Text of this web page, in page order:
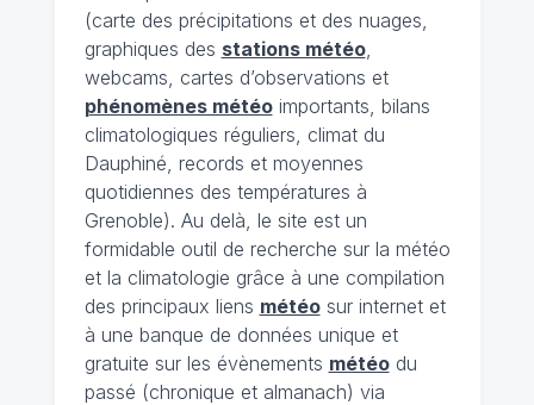
(carte des précipitations et des nuages,
graphiques des stations météo,
webcams, cartes d’observations et
phénomènes météoimportants, bilans
climatologiques réguliers, climat du
Dauphiné, records et moyennes
quotidiennes des températures à
Grenoble). Au delà, le site est un
formidable outil de recherche sur la météo
et la climatologie grâce à une compilation
des principaux liens météosur internet et
à une banque de données unique et
gratuite sur les évènements météodu
passé (chronique et almanach) via